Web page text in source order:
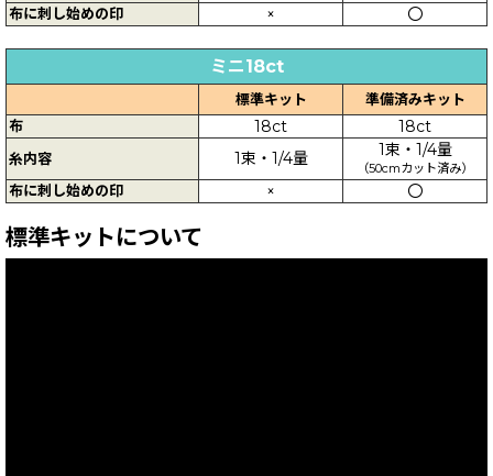
布に刺し始めの印 × 〇
ミニ18ct
標準キット
準備済みキット
布
18ct 18ct
糸内容 1束・1/4量 1束・1/4量
（50cmカット済み）
布に刺し始めの印 × 〇
標準キットについて